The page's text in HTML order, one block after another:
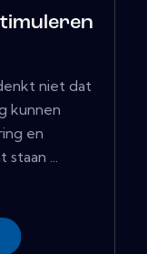
niet dat
kunnen
en
staan ​...